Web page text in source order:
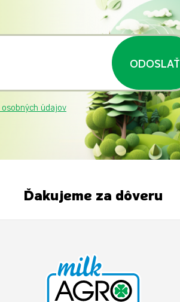
ODOSLAŤ
údajov
Ďakujeme za dôveru